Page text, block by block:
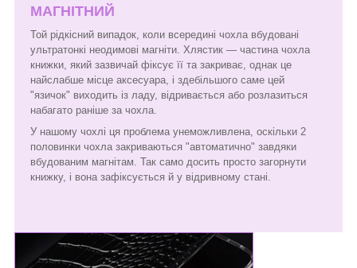
МАГНІТНИЙ
Той рідкісний випадок, коли всередині чохла вбудовані
ультратонкі неодимові магніти. Хлястик — частина чохла
книжки, який зазвичай фіксує її та закриває, однак це
найслабше місце аксесуара, і здебільшого саме цей
"язичок" виходить із ладу, відривається або розлазиться
набагато раніше за чохла.
У нашому чохлі ця проблема унеможливлена, оскільки 2
половинки чохла закриваються "автоматично" завдяки
вбудованим магнітам. Так само досить просто загорнути
книжку, і вона зафіксується й у відривному стані.